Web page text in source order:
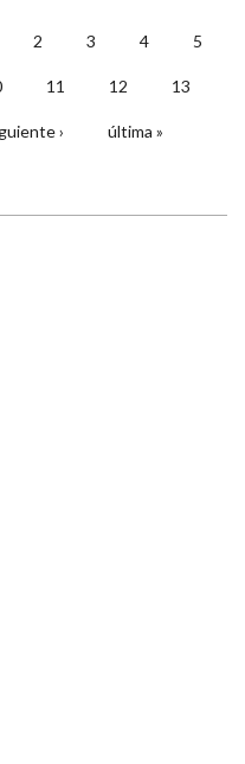
2 3 4 5
11 12 13
› última »